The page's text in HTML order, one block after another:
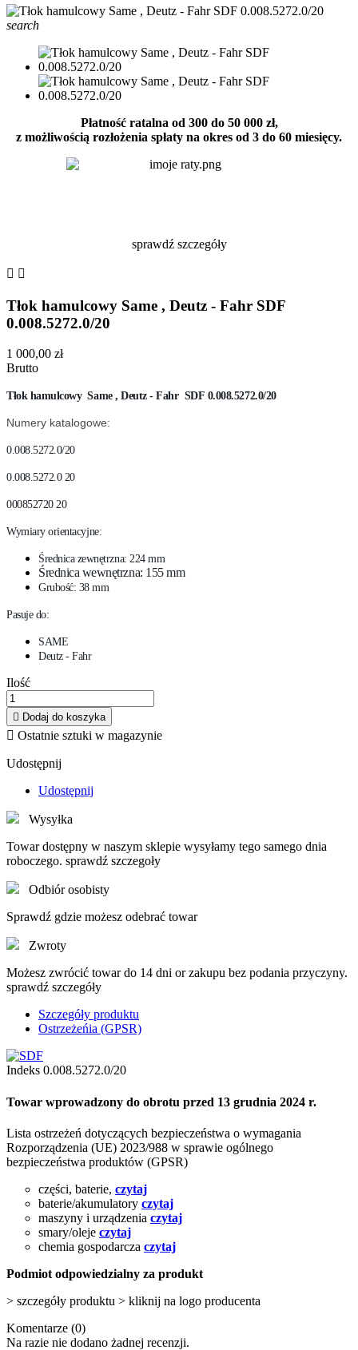
search
Płatność ratalna od 300 do 50 000 zł,
z możliwością rozłożenia spłaty na okres od 3 do 60 miesięcy.
sprawdź szczegóły
 
Tłok hamulcowy Same , Deutz - Fahr SDF
0.008.5272.0/20
1 000,00 zł
Brutto
Tłok hamulcowy Same , Deutz - Fahr SDF 0.008.5272.0/20
Numery katalogowe:
0.008.5272.0/20
0.008.5272.0 20
000852720 20
Wymiary orientacyjne:
Średnica zewnętrzna: 224 mm
Średnica wewnętrzna: 155 mm
Grubość: 38 mm
Pasuje do:
SAME
Deutz - Fahr
Ilość
 Dodaj do koszyka
 Ostatnie sztuki w magazynie
Udostępnij
Udostępnij
Wysyłka
Towar dostępny w naszym sklepie wysyłamy tego samego dnia
roboczego. sprawdź szczegoły
Odbiór osobisty
Sprawdź gdzie możesz odebrać towar
Zwroty
Możesz zwrócić towar do 14 dni or zakupu bez podania przyczyny.
sprawdź szczegóły
Szczegóły produktu
Ostrzeżeńia (GPSR)
Indeks 0.008.5272.0/20
Towar wprowadzony do obrotu przed 13 grudnia 2024 r.
Lista ostrzeżeń dotyczących bezpieczeństwa o wymagania
Rozporządzenia (UE) 2023/988 w sprawie ogólnego
bezpieczeństwa produktów (GPSR)
części, baterie, czytaj
baterie/akumulatory czytaj
maszyny i urządzenia czytaj
smary/oleje czytaj
chemia gospodarcza czytaj
Podmiot odpowiedzialny za produkt
> szczegóły produktu > kliknij na logo producenta
Komentarze (0)
Na razie nie dodano żadnej recenzji.